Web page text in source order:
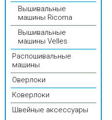
Вышивальные
машины Ricoma
Вышивальные
машины Velles
Распошивальные
машины
Оверлоки
Коверлоки
Швейные аксессуары